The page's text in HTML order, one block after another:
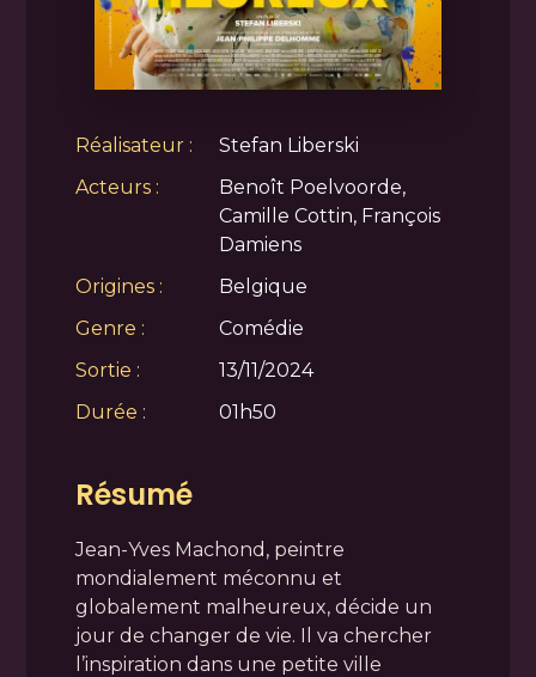
Réalisateur :
Stefan Liberski
Acteurs :
Benoît Poelvoorde,
Camille Cottin, François
Damiens
Origines :
Belgique
Genre :
Comédie
Sortie :
13/11/2024
Durée :
01h50
Résumé
Jean-Yves Machond, peintre
mondialement méconnu et
globalement malheureux, décide un
jour de changer de vie. Il va chercher
l’inspiration dans une petite ville